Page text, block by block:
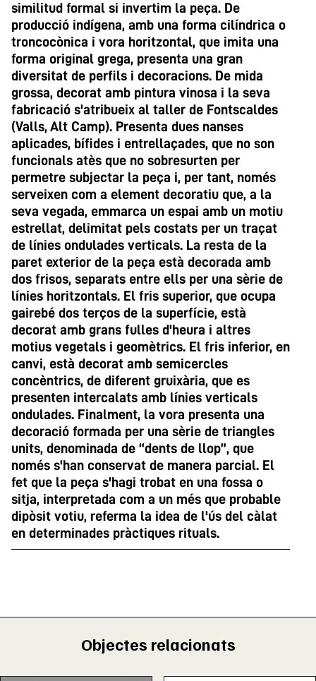
similitud formal si invertim la peça. De
producció indígena, amb una forma cilíndrica o
troncocònica i vora horitzontal, que imita una
forma original grega, presenta una gran
diversitat de perfils i decoracions. De mida
grossa, decorat amb pintura vinosa i la seva
fabricació s'atribueix al taller de Fontscaldes
(Valls, Alt Camp). Presenta dues nanses
aplicades, bífides i entrellaçades, que no son
funcionals atès que no sobresurten per
permetre subjectar la peça i, per tant, només
serveixen com a element decoratiu que, a la
seva vegada, emmarca un espai amb un motiu
estrellat, delimitat pels costats per un traçat
de línies ondulades verticals. La resta de la
paret exterior de la peça està decorada amb
dos frisos, separats entre ells per una sèrie de
línies horitzontals. El fris superior, que ocupa
gairebé dos terços de la superfície, està
decorat amb grans fulles d'heura i altres
motius vegetals i geomètrics. El fris inferior, en
canvi, està decorat amb semicercles
concèntrics, de diferent gruixària, que es
presenten intercalats amb línies verticals
ondulades. Finalment, la vora presenta una
decoració formada per una sèrie de triangles
units, denominada de “dents de llop”, que
només s'han conservat de manera parcial. El
fet que la peça s'hagi trobat en una fossa o
sitja, interpretada com a un més que probable
dipòsit votiu, referma la idea de l'ús del càlat
en determinades pràctiques rituals.
Objectes relacionats